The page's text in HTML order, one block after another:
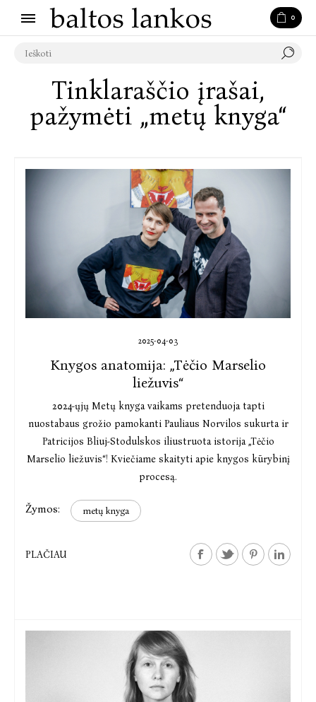
0
Tinklaraščio įrašai,
pažymėti „metų knyga“
2025-04-03
Knygos anatomija: „Tėčio Marselio
liežuvis“
2024-ųjų Metų knyga vaikams pretenduoja tapti
nuostabaus grožio pamokanti Pauliaus Norvilos sukurta ir
Patricijos Bliuj-Stodulskos iliustruota istorija „Tėčio
Marselio liežuvis“! Kviečiame skaityti apie knygos kūrybinį
procesą.
Žymos: metų knyga
PLAČIAU